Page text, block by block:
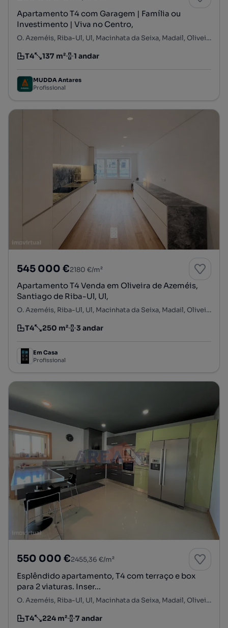
Apartamento T4 com Garagem | Família ou
Investimento | Viva no Centro,
O. Azeméis, Riba-Ul, Ul, Macinhata da Seixa, Madail, Oliveira de Azeméis, Aveiro
Tipologia
T4
Preço por metro quadrado
137 m²
Andar 1 andar
MUDDA Antares
Profissional
545 000 €2180 €/m²
Apartamento T4 Venda em Oliveira de Azeméis,
Santiago de Riba-Ul, Ul,
O. Azeméis, Riba-Ul, Ul, Macinhata da Seixa, Madail, Oliveira de Azeméis, Aveiro
Tipologia
T4
Preço por metro quadrado
250 m²
Andar 3 andar
Em Casa
Profissional
550 000 €2455,36 €/m²
Esplêndido apartamento, T4 com terraço e box
para 2 viaturas. Inser...
O. Azeméis, Riba-Ul, Ul, Macinhata da Seixa, Madail, Oliveira de Azeméis, Aveiro
Tipologia
T4
Preço por metro quadrado
224 m²
Andar 7 andar